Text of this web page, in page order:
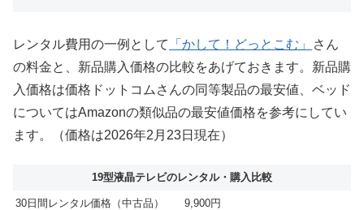
レンタル費用の一例として 「かして！どっとこむ」
さん
の料金と、新品購入価格の比較をあげておきます。新品購
入価格は価格ドットコムさんの同等製品の最安値、ベッド
についてはAmazonの類似品の最安値価格を参考にしてい
ます。（価格は2026年2月23日現在）
19型液晶テレビのレンタル・購入比較
30日間レンタル価格（中古品） 9,900円